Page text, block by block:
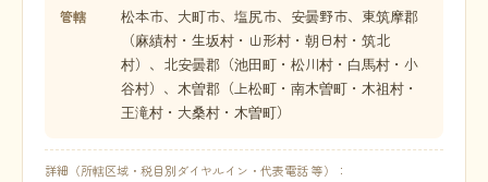
管轄
松本市、大町市、塩尻市、安曇野市、東筑摩郡
（麻績村・生坂村・山形村・朝日村・筑北
村）、北安曇郡（池田町・松川村・白馬村・小
谷村）、木曽郡（上松町・南木曽町・木祖村・
王滝村・大桑村・木曽町）
詳細（所轄区域・税目別ダイヤルイン・代表電話 等）：